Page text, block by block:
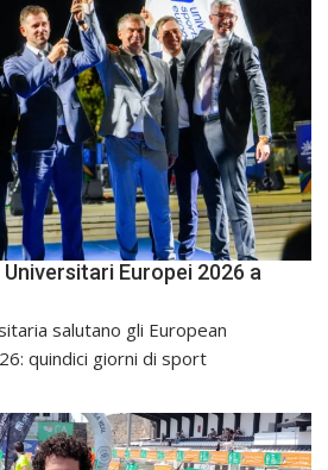
Europei 2026 a
salutano gli European
quindici giorni di sport